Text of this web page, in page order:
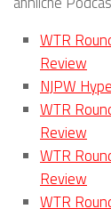
WTR
Review
NJPW
WTR
Review
WTR
Review
WTR